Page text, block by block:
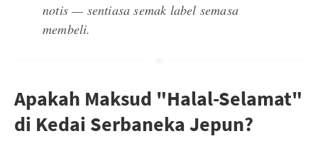
notis — sentiasa semak label semasa
membeli.
Apakah Maksud "Halal-Selamat"
di Kedai Serbaneka Jepun?